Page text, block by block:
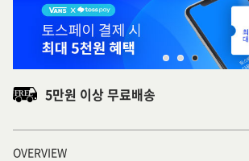
5만원 이상 무료배송
OVERVIEW